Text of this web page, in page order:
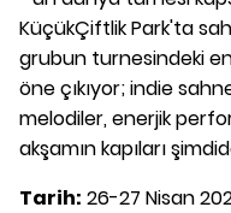
KüçükÇiftlik Park'ta
grubun turnesindeki
öne çıkıyor; indie
melodiler, enerjik
akşamın kapıları
Tarih: 26-27 Nisan